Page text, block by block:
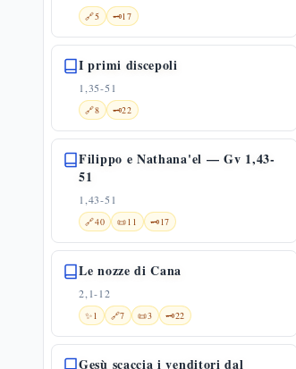
🔗5 🗝️17
I primi discepoli
1,35-51
🔗8 🗝️22
Filippo e Nathana'el — Gv 1,43-
51
1,43-51
🔗40 📜11 🗝️17
Le nozze di Cana
2,1-12
✨1 🔗7 📜3 🗝️22
Gesù scaccia i venditori dal